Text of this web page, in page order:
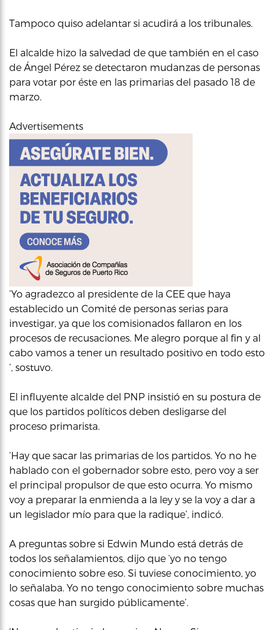
Tampoco quiso adelantar si acudirá a los tribunales.
El alcalde hizo la salvedad de que también en el caso
de Ángel Pérez se detectaron mudanzas de personas
para votar por éste en las primarias del pasado 18 de
marzo.
Advertisements
‘Yo agradezco al presidente de la CEE que haya
establecido un Comité de personas serias para
investigar, ya que los comisionados fallaron en los
procesos de recusaciones. Me alegro porque al fin y al
cabo vamos a tener un resultado positivo en todo esto
‘, sostuvo.
El influyente alcalde del PNP insistió en su postura de
que los partidos políticos deben desligarse del
proceso primarista.
‘Hay que sacar las primarias de los partidos. Yo no he
hablado con el gobernador sobre esto, pero voy a ser
el principal propulsor de que esto ocurra. Yo mismo
voy a preparar la enmienda a la ley y se la voy a dar a
un legislador mío para que la radique’, indicó.
A preguntas sobre si Edwin Mundo está detrás de
todos los señalamientos, dijo que ‘yo no tengo
conocimiento sobre eso. Si tuviese conocimiento, yo
lo señalaba. Yo no tengo conocimiento sobre muchas
cosas que han surgido públicamente’.